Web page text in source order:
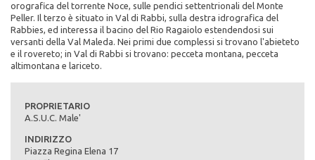
orografica del torrente Noce, sulle pendici settentrionali del Monte
Peller. Il terzo è situato in Val di Rabbi, sulla destra idrografica del
Rabbies, ed interessa il bacino del Rio Ragaiolo estendendosi sui
versanti della Val Maleda. Nei primi due complessi si trovano l'abieteto
e il rovereto; in Val di Rabbi si trovano: pecceta montana, pecceta
altimontana e lariceto.
PROPRIETARIO
A.S.U.C. Male'
INDIRIZZO
Piazza Regina Elena 17
Scarica la mappa sinottica forestale del comune di
A.S.U.C. Male'
cliccando qui
Altitudine Prevalente: 1355
Esposizione: nord, nord/ovest
Caratteristiche Geologiche:
Substrato Geologico: micascisti, calcari marnosi
Scadenza del piano di assestamento:
2004-2013
Superficie di proprietà totale (in ettari):
1306
abete rosso 56% abete bianco 19% larice 24% pino nero 1%